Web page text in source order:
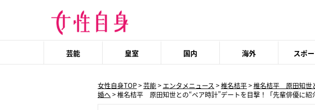
芸能 皇室 国内 海外 スポ
女性自身TOP>芸能> エンタメニュース >椎名桔平>椎名桔平 原田知世
婚へ>椎名桔平 原田知世との“ペア時計”デートを目撃！「先輩俳優に紹